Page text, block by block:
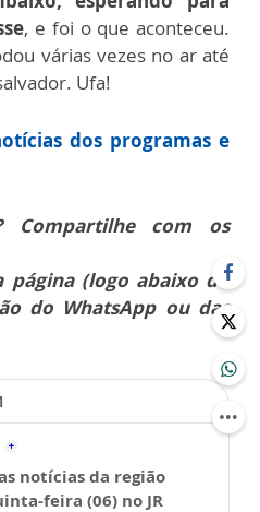
, e foi o que aconteceu.
várias vezes no ar até
Ufa!
dos programas e
Compartilhe com os
(logo abaixo do
do WhatsApp ou das
notícias da região
feira (06) no JR